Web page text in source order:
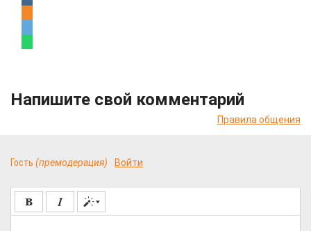
Напишите свой комментарий
Правила общения
Гость (премодерация) Войти